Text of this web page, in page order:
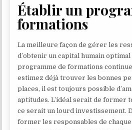
Établir un
formations
La meilleure façon de gérer les
d’obtenir un capital humain
programme de formations
estimez déjà trouver les bonnes
places, il est toujours possible
aptitudes. L’idéal serait de former
ce serait un lourd investissement.
former les responsables de